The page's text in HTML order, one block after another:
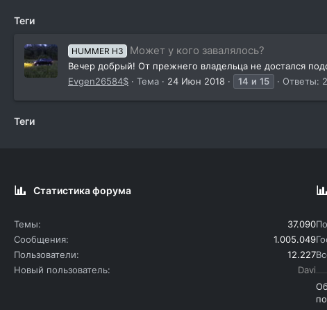
Теги
HUMMER H3 Может у кого завалялось?
Вечер добрый! От прежнего владельца не достался
Еvgen26584$
Тема 24 Июн 2018 14 и 15 Ответы:
Теги
Статистика форума
Темы
37.090
Сообщения
1.005.049
Пользователи
12.227
Новый пользователь
Davi